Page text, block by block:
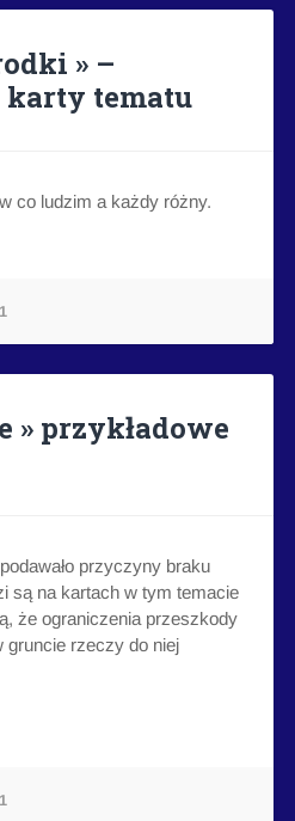
» –
karty tematu
co ludzim a każdy różny.
1
» przykładowe
przyczyny braku
są na kartach w tym temacie
że ograniczenia przeszkody
gruncie rzeczy do niej
1